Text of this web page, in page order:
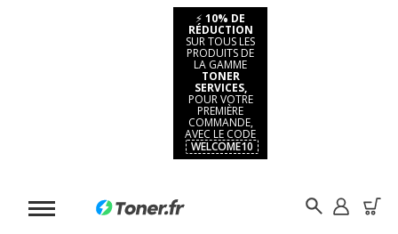
⚡ 10% DE
RÉDUCTION
SUR TOUS LES
PRODUITS DE
LA GAMME
TONER
SERVICES,
POUR VOTRE
PREMIÈRE
COMMANDE,
AVEC LE CODE
WELCOME10